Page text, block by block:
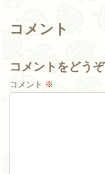
コメント
コメントをどうぞ
コメント ※